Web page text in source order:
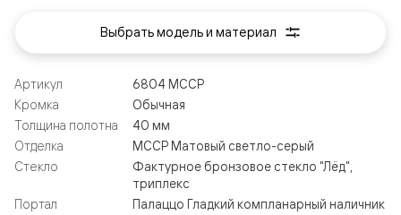
Артикул
6804 МССР
Кромка
Обычная
Толщина полотна
40 мм
Отделка
МССР Матовый светло-серый
Стекло
Фактурное бронзовое стекло "Лёд",
триплекс
Портал
Палаццо Гладкий компланарный наличник
Выбрать модель и материал